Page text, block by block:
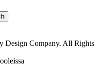
Design Company. All Rights